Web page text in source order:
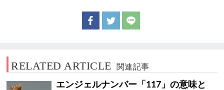
RELATED ARTICLE 関連記事
エンジェルナンバー「117」の意味と